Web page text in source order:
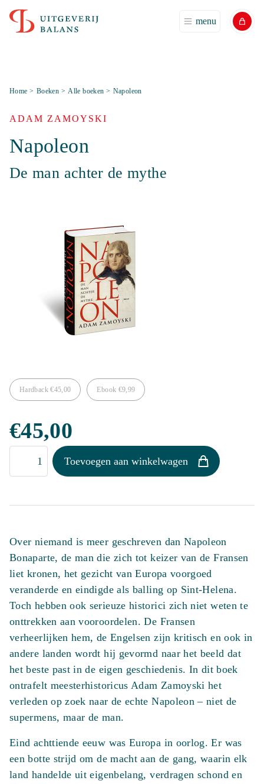
menu
Home > Boeken > Alle boeken > Napoleon
ADAM ZAMOYSKI
Napoleon
De man achter de mythe
Hardback€45,00 Ebook €9,99
€45,00
Napoleon
Toevoegen aan winkelwagen
Over niemand is meer geschreven dan Napoleon
Bonaparte, de man die zich tot keizer van de Fransen
liet kronen, het gezicht van Europa voorgoed
veranderde en eindigde als balling op Sint-Helena.
Toch hebben ook serieuze historici zich niet weten te
onttrekken aan vooroordelen. De Fransen
verheerlijken hem, de Engelsen zijn kritisch en ook in
andere landen wordt hij gevormd naar het beeld dat
het beste past in de eigen geschiedenis. In dit boek
ontrafelt meesterhistoricus Adam Zamoyski het
verleden op zoek naar de echte Napoleon – niet de
supermens, maar de man.
Eind achttiende eeuw was Europa in oorlog. Er was
een botte strijd om de macht aan de gang, waarin elk
land handelde uit eigenbelang, verdragen schond en